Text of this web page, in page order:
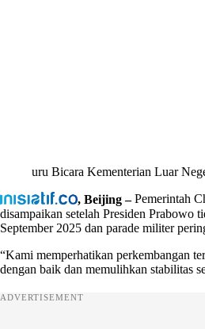
uru Bicara Kementerian Luar
, Beijing –Pemerintah
disampaikan setelah Presiden Prabowo
September 2025 dan parade militer
“Kami memperhatikan perkembangan
dengan baik dan memulihkan stabilitas
ADVERTISEMENT